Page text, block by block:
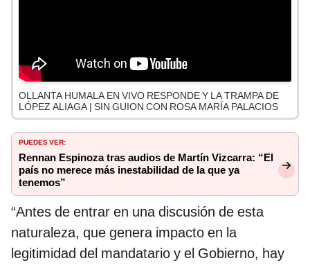
OLLANTA HUMALA EN VIVO RESPONDE Y LA TRAMPA DE
LÓPEZ ALIAGA | SIN GUION CON ROSA MARÍA PALACIOS
PUEDES VER:
Rennan Espinoza tras audios de Martín Vizcarra: “El
país no merece más inestabilidad de la que ya
tenemos”
“Antes de entrar en una discusión de esta
naturaleza, que genera impacto en la
legitimidad del mandatario y el Gobierno, hay